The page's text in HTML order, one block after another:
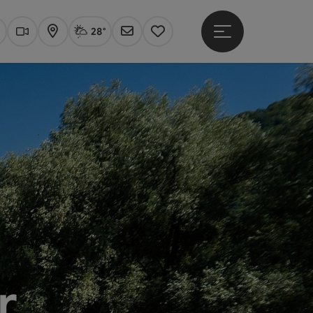
Webcams
KarteAktuelles Wetter Linz, Sprühregen
28°
Newsletter
Merkzettel
Hauptmenü öffnen